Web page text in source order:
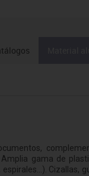
gama de
Cizallas,